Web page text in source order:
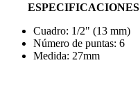
ESPECIFICACIONES
Cuadro: 1/2" (13 mm)
Número de puntas: 6
Medida: 27mm